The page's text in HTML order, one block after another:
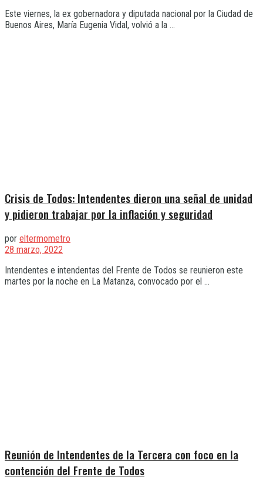
Este viernes, la ex gobernadora y diputada nacional por la Ciudad de
Buenos Aires, María Eugenia Vidal, volvió a la ...
Crisis de Todos: Intendentes dieron una señal de unidad
y pidieron trabajar por la inflación y seguridad
por eltermometro
28 marzo, 2022
Intendentes e intendentas del Frente de Todos se reunieron este
martes por la noche en La Matanza, convocado por el ...
Reunión de Intendentes de la Tercera con foco en la
contención del Frente de Todos